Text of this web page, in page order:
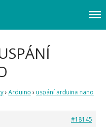
Fórum
Staré fórum
Často kladené dotazy
Naučte se základy programování a
a microbit projekty, návody,
› Arduino › uspání arduina nano
#18145